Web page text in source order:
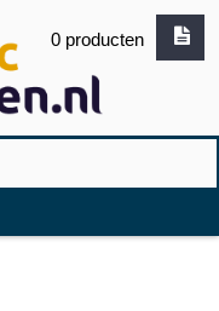
0 producten